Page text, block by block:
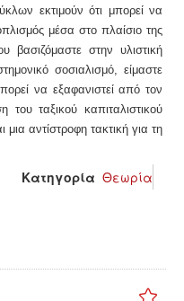
εκτιμούν ότι μπορεί να
μέσα στο πλαίσιο της
βασιζόμαστε στην υλιστική
σοσιαλισμό, είμαστε
να εξαφανιστεί από τον
ταξικού καπιταλιστικού
αντίστροφη τακτική για τη
Κατηγορία Θεωρία